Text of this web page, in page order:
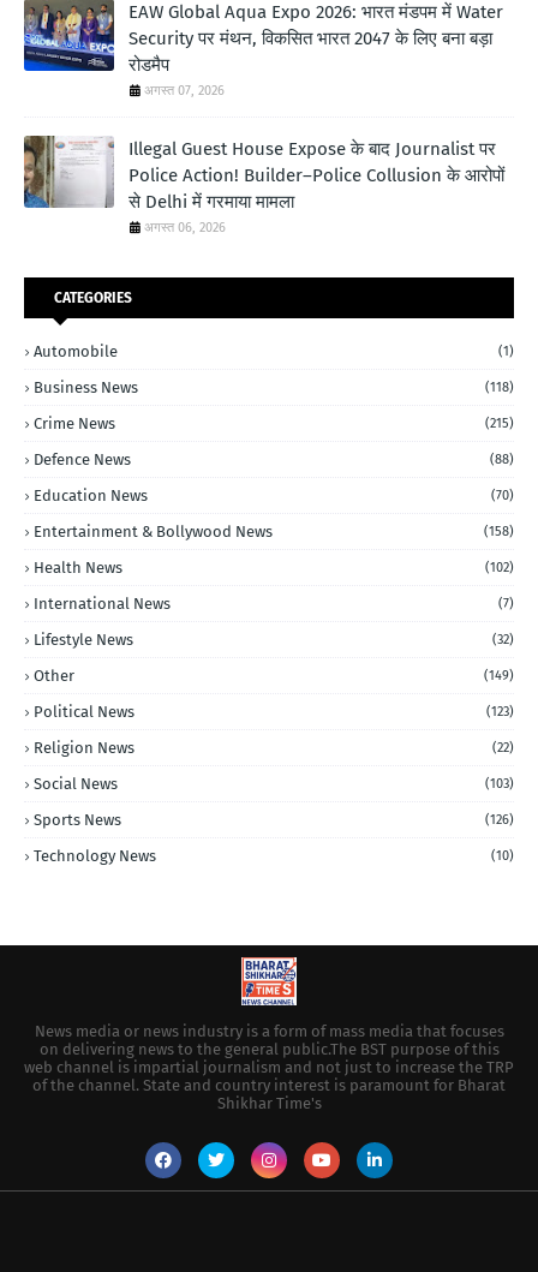
EAW Global Aqua Expo 2026: भारत मंडपम में Water
Security पर मंथन, विकसित भारत 2047 के लिए बना बड़ा
रोडमैप
अगस्त 07, 2026
Illegal Guest House Expose के बाद Journalist पर
Police Action! Builder–Police Collusion के आरोपों
से Delhi में गरमाया मामला
अगस्त 06, 2026
CATEGORIES
Automobile (1)
Business News (118)
Crime News (215)
Defence News (88)
Education News (70)
Entertainment & Bollywood News (158)
Health News (102)
International News (7)
Lifestyle News (32)
Other (149)
Political News (123)
Religion News (22)
Social News (103)
Sports News (126)
Technology News (10)
News media or news industry is a form of mass media that focuses
on delivering news to the general public.The BST purpose of this
web channel is impartial journalism and not just to increase the TRP
of the channel. State and country interest is paramount for Bharat
Shikhar Time's